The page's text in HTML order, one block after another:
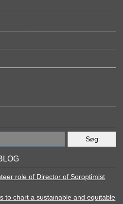
role of Director of Soroptimist
to chart a sustainable and equitable